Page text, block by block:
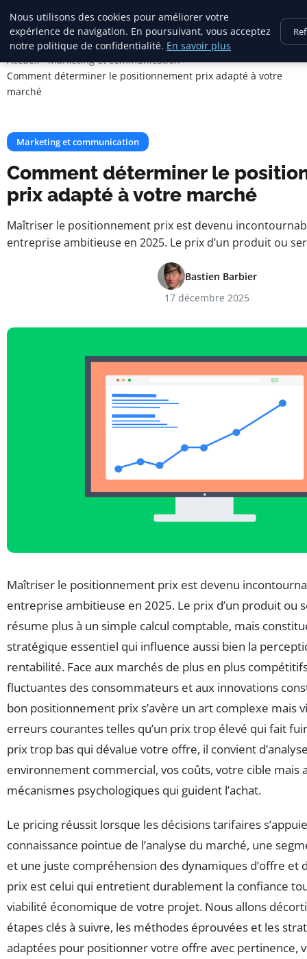
Maadi Gazette
Accueil
Marketing et communication
Comment déterminer le positionnement prix adapté à votre
marché
Marketing et communication
Comment déterminer le
prix adapté à votre marché
Maîtriser le positionnement prix est devenu
entreprise ambitieuse en 2025. Le prix d’un produit ou
Bastien Barbier
17 décembre 2025
Maîtriser le positionnement prix est devenu
entreprise ambitieuse en 2025. Le prix d’un produit ou
résume plus à un simple calcul comptable, mais
stratégique essentiel qui influence aussi bien la
rentabilité. Face aux marchés de plus en plus
fluctuantes des consommateurs et aux innovations
bon positionnement prix s’avère un art complexe mais
erreurs courantes telles qu’un prix trop élevé qui fait
prix trop bas qui dévalue votre offre, il convient
environnement commercial, vos coûts, votre cible mais
mécanismes psychologiques qui guident l’achat.
Le pricing réussit lorsque les décisions tarifaires
connaissance pointue de l’analyse du marché, une
et une juste compréhension des dynamiques d’offre et
prix est celui qui entretient durablement la confiance
viabilité économique de votre projet. Nous allons
étapes clés à suivre, les méthodes éprouvées et les
adaptées pour positionner votre offre avec pertinence,
Nous utilisons des cookies pour améliorer votre
expérience de navigation. En poursuivant, vous acceptez
notre politique de confidentialité. En savoir plus